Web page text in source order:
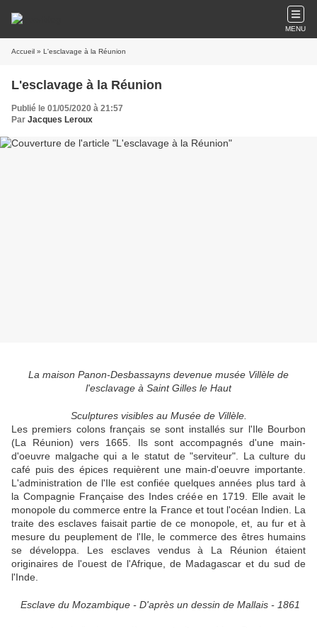
MENU
Accueil » L'esclavage à la Réunion
L'esclavage à la Réunion
Publié le 01/05/2020 à 21:57
Par Jacques Leroux
La maison Panon-Desbassayns devenue musée Villèle de
l'esclavage à Saint Gilles le Haut
Sculptures visibles au Musée de Villèle.
Les premiers colons français se sont installés sur l'Ile Bourbon
(La Réunion) vers 1665. Ils sont accompagnés d'une main-
d'oeuvre malgache qui a le statut de "serviteur". La culture du
café puis des épices requièrent une main-d'oeuvre importante.
L'administration de l'Ile est confiée quelques années plus tard à
la Compagnie Française des Indes créée en 1719. Elle avait le
monopole du commerce entre la France et tout l'océan Indien. La
traite des esclaves faisait partie de ce monopole, et, au fur et à
mesure du peuplement de l'Ile, le commerce des êtres humains
se développa. Les esclaves vendus à La Réunion étaient
originaires de l'ouest de l'Afrique, de Madagascar et du sud de
l'Inde.
Esclave du Mozambique - D'après un dessin de Mallais - 1861